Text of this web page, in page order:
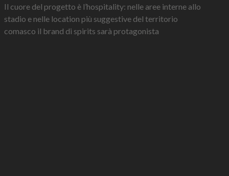
Il cuore del progetto è l’hospitality: nelle aree interne allo
stadio e nelle location più suggestive del territorio
comasco il brand di spirits sarà protagonista